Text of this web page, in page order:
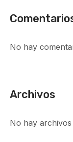
No hay
Archivos
No hay